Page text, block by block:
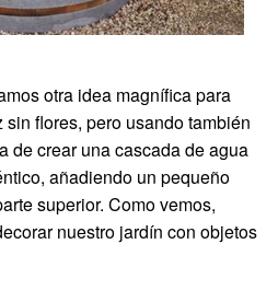
otra idea magnífica para
flores, pero usando también
de crear una cascada de agua
añadiendo un pequeño
superior. Como vemos,
nuestro jardín con objetos